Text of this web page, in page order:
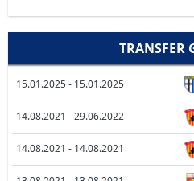
TRANSFER
15.01.2025 - 15.01.2025
14.08.2021 - 29.06.2022
14.08.2021 - 14.08.2021